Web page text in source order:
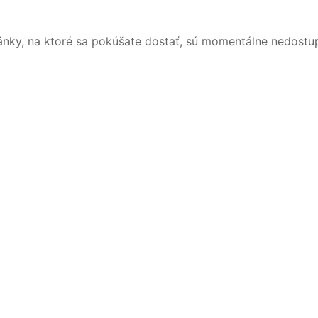
na ktoré sa pokúšate dostať, sú momentálne